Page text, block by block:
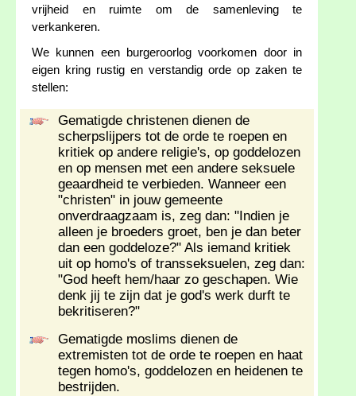
vrijheid en ruimte om de samenleving te
verkankeren.
We kunnen een burgeroorlog voorkomen door in
eigen kring rustig en verstandig orde op zaken te
stellen:
Gematigde christenen dienen de
scherpslijpers tot de orde te roepen en
kritiek op andere religie's, op goddelozen
en op mensen met een andere seksuele
geaardheid te verbieden. Wanneer een
"christen" in jouw gemeente
onverdraagzaam is, zeg dan: "Indien je
alleen je broeders groet, ben je dan beter
dan een goddeloze?" Als iemand kritiek
uit op homo's of transseksuelen, zeg dan:
"God heeft hem/haar zo geschapen. Wie
denk jij te zijn dat je god's werk durft te
bekritiseren?"
Gematigde moslims dienen de
extremisten tot de orde te roepen en haat
tegen homo's, goddelozen en heidenen te
bestrijden.